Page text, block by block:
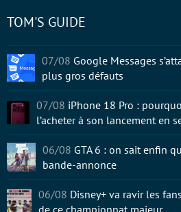
TOM'S GUIDE
07/08 Google Messages
plus gros défauts
07/08 iPhone 18 Pro :
l’acheter à son lancement en
06/08 GTA 6 : on sait enfin
bande-annonce
06/08 Disney+ va ravir les
de ce championnat majeur